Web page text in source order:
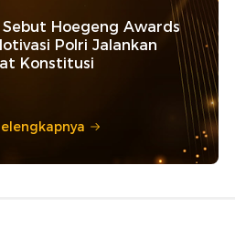
Sebut Hoegeng Awards
Polri Jalankan
Konstitusi